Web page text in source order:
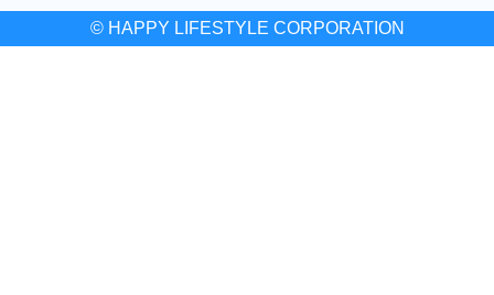
© HAPPY LIFESTYLE CORPORATION